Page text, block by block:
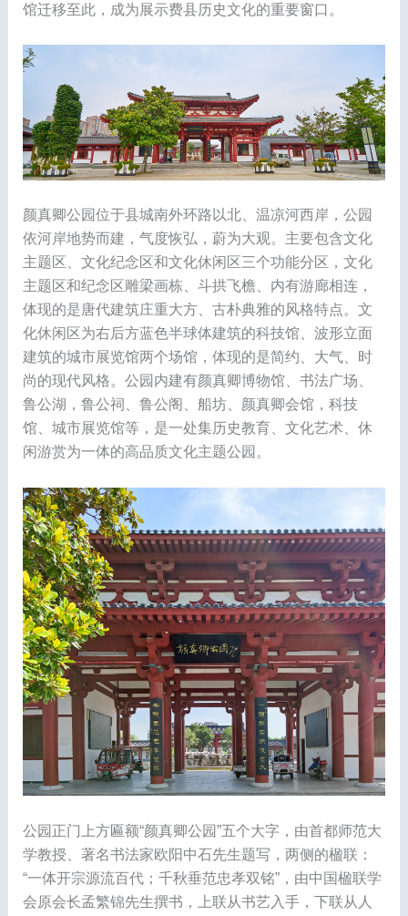
馆迁移至此，成为展示费县历史文化的重要窗口。
颜真卿公园位于县城南外环路以北、温凉河西岸，公园
依河岸地势而建，气度恢弘，蔚为大观。主要包含文化
主题区、文化纪念区和文化休闲区三个功能分区，文化
主题区和纪念区雕梁画栋、斗拱飞檐、内有游廊相连，
体现的是唐代建筑庄重大方、古朴典雅的风格特点。文
化休闲区为右后方蓝色半球体建筑的科技馆、波形立面
建筑的城市展览馆两个场馆，体现的是简约、大气、时
尚的现代风格。公园内建有颜真卿博物馆、书法广场、
鲁公湖，鲁公祠、鲁公阁、船坊、颜真卿会馆，科技
馆、城市展览馆等，是一处集历史教育、文化艺术、休
闲游赏为一体的高品质文化主题公园。
公园正门上方匾额“颜真卿公园”五个大字，由首都师范大
学教授、著名书法家欧阳中石先生题写，两侧的楹联：
“一体开宗源流百代；千秋垂范忠孝双铭”，由中国楹联学
会原会长孟繁锦先生撰书，上联从书艺入手，下联从人